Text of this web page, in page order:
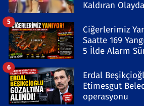
Kaldıran
Ciğerlerimiz
Saatte 169
5 İlde Alarm
5
Erdal
Etimesgut
operasyonu
6